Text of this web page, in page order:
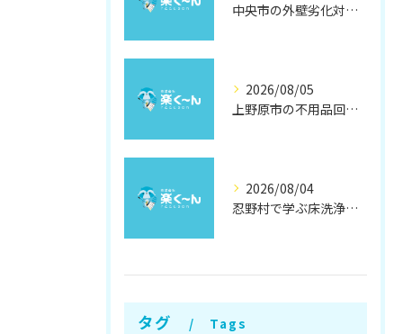
中央市の外壁劣化対策と補修方法
2026/08/05
上野原市の不用品回収と撤去術
2026/08/04
忍野村で学ぶ床洗浄とワックスの効果
タグ Tags